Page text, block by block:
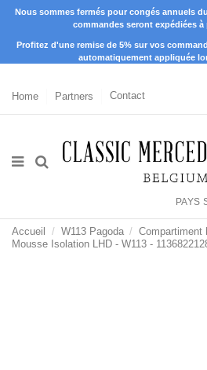
Nous sommes fermés pour congés annuels
commandes seront expédiées
Profitez d'une remise de 5% sur vos
automatiquement appliquée
Home Partners Contact
PAYS
Accueil W113 Pagoda Compartiment
Mousse Isolation LHD - W113 -